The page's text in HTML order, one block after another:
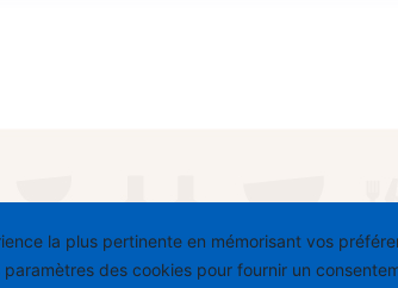
la plus pertinente en mémorisant vos
des cookies pour fournir un